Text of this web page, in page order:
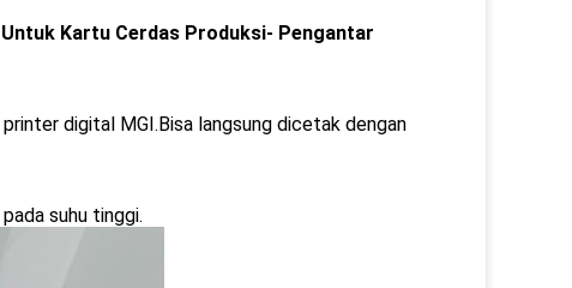
Kartu Cerdas Produksi- Pengantar
digital MGI.Bisa langsung dicetak dengan
suhu tinggi.